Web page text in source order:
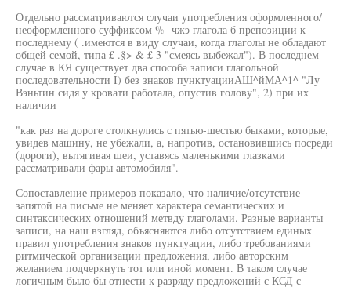
Отдельно рассматриваются случаи употребления оформленного/
неоформленного суффиксом % -чжэ глагола б препозиции к
последнему ( .имеются в виду случаи, когда глаголы не обладают
общей семой, типа £ .§> & £ 3 "смеясь выбежал"). В последнем
случае в КЯ существует два способа записи глагольной
последовательности I) без знаков пунктуацииАШ^йМА^1^ "Лу
Вэньтин сидя у кровати работала, опустив голову", 2) при их
наличии
"как раз на дороге столкнулись с пятью-шестью быками, которые,
увидев машину, не убежали, а, напротив, остановившись посреди
(дороги), вытягивая шеи, уставясь маленькими глазками
рассматривали фары автомобиля".
Сопоставление примеров показало, что наличие/отсутствие
запятой на письме не меняет характера семантических и
синтаксических отношений метвду глаголами. Разные варианты
записи, на наш взгляд, объясняются либо отсутствием единых
правил употребления знаков пунктуации, либо требованиями
ритмической организации предложения, либо авторским
желанием подчеркнуть тот или иной момент. В таком случае
логичным было бы отнести к разряду предложений с КСД с